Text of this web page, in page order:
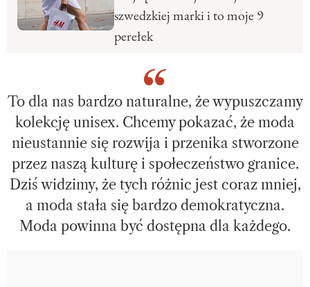
szwedzkiej marki i to moje 9
perełek
To dla nas bardzo naturalne, że wypuszczamy
kolekcję unisex. Chcemy pokazać, że moda
nieustannie się rozwija i przenika stworzone
przez naszą kulturę i społeczeństwo granice.
Dziś widzimy, że tych różnic jest coraz mniej,
a moda stała się bardzo demokratyczna.
Moda powinna być dostępna dla każdego.